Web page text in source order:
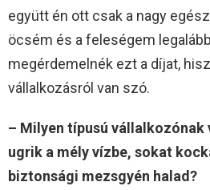
együtt én ott csak a nagy
öcsém és a feleségem
megérdemelnék ezt a díjat,
vállalkozásról van szó.
– Milyen típusú vállalkozónak
ugrik a mély vízbe, sokat
biztonsági mezsgyén halad?